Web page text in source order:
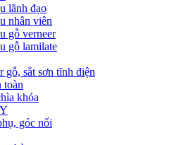
lãnh đạo
nhân viên
gỗ verneer
gỗ lamilate
gỗ, sắt sơn tĩnh điện
toàn
khóa
góc nối